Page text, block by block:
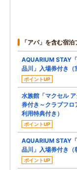
「アパ」を含む宿泊
AQUARIUM STAY
品川」入場券付き（
ポイントUP
水族館「マクセル
券付き～クラブフロ
利用特典付き）
ポイントUP
AQUARIUM STAY
品川」入場券付き（
ポイントUP